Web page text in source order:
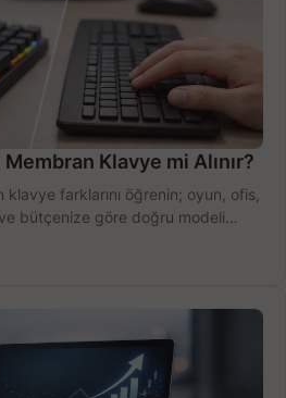
Klavye mi Alınır?
farklarını öğrenin; oyun, ofis,
ve bütçenize göre doğru modeli